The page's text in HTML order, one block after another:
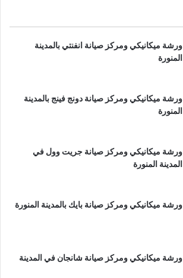
ورشة ميكانيكي ومركز صيانة انفنتي بالمدينة
المنورة
ورشة ميكانيكي ومركز صيانة دونج فينج بالمدينة
المنورة
ورشة ميكانيكي ومركز صيانة جريت وول في
المدينة المنورة
ورشة ميكانيكي ومركز صيانة بايك بالمدينة المنورة
ورشة ميكانيكي ومركز صيانة شانجان في المدينة